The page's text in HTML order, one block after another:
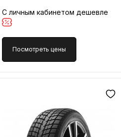
С личным кабинетом дешевле
Посмотреть цены